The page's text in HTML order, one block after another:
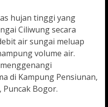
hujan tinggi yang
Ciliwung secara
air sungai meluap
volume air.
di Kampung Pensiunan,
Puncak Bogor.